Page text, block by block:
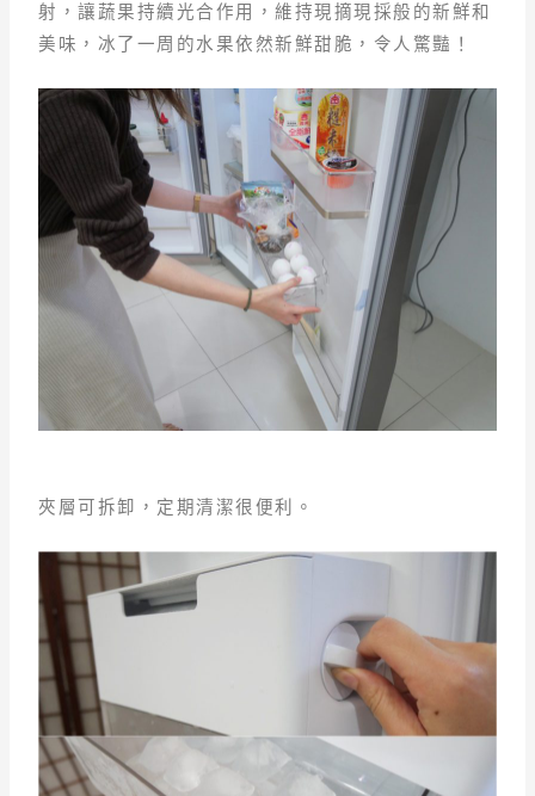
射，讓蔬果持續光合作用，維持現摘現採般的新鮮和
美味，冰了一周的水果依然新鮮甜脆，令人驚豔！
夾層可拆卸，定期清潔很便利。